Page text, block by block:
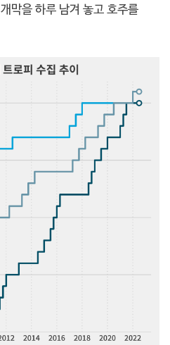
막을 하루 남겨 놓고 호주를